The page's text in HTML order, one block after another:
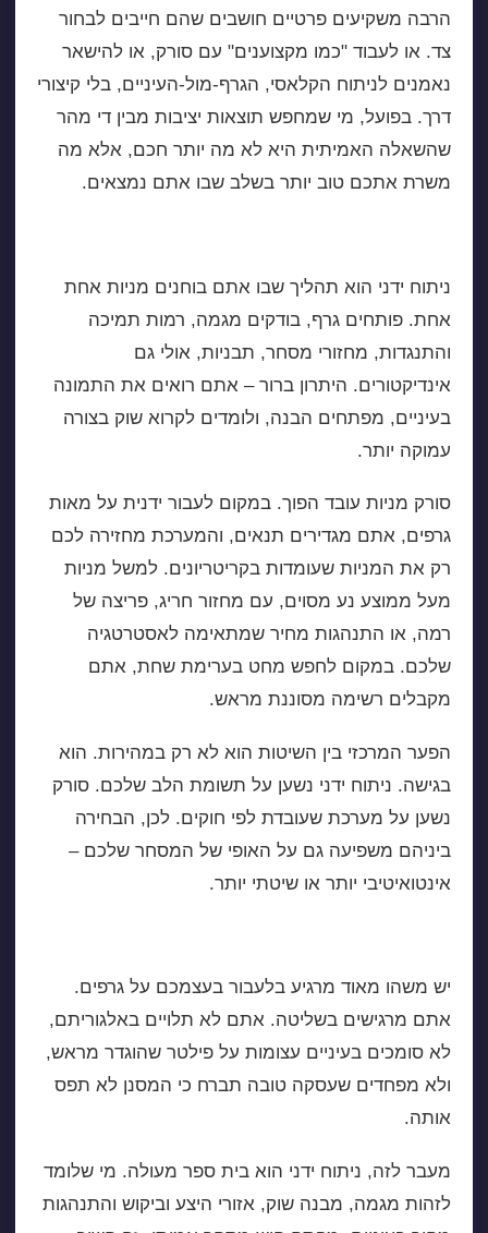
הרבה משקיעים פרטיים חושבים שהם חייבים לבחור
צד. או לעבוד "כמו מקצוענים" עם סורק, או להישאר
נאמנים לניתוח הקלאסי, הגרף-מול-העיניים, בלי קיצורי
דרך. בפועל, מי שמחפש תוצאות יציבות מבין די מהר
שהשאלה האמיתית היא לא מה יותר חכם, אלא מה
משרת אתכם טוב יותר בשלב שבו אתם נמצאים.
ניתוח ידני הוא תהליך שבו אתם בוחנים מניות אחת
אחת. פותחים גרף, בודקים מגמה, רמות תמיכה
והתנגדות, מחזורי מסחר, תבניות, אולי גם
אינדיקטורים. היתרון ברור – אתם רואים את התמונה
בעיניים, מפתחים הבנה, ולומדים לקרוא שוק בצורה
עמוקה יותר.
סורק מניות עובד הפוך. במקום לעבור ידנית על מאות
גרפים, אתם מגדירים תנאים, והמערכת מחזירה לכם
רק את המניות שעומדות בקריטריונים. למשל מניות
מעל ממוצע נע מסוים, עם מחזור חריג, פריצה של
רמה, או התנהגות מחיר שמתאימה לאסטרטגיה
שלכם. במקום לחפש מחט בערימת שחת, אתם
מקבלים רשימה מסוננת מראש.
הפער המרכזי בין השיטות הוא לא רק במהירות. הוא
בגישה. ניתוח ידני נשען על תשומת הלב שלכם. סורק
נשען על מערכת שעובדת לפי חוקים. לכן, הבחירה
ביניהם משפיעה גם על האופי של המסחר שלכם –
אינטואיטיבי יותר או שיטתי יותר.
יש משהו מאוד מרגיע בלעבור בעצמכם על גרפים.
אתם מרגישים בשליטה. אתם לא תלויים באלגוריתם,
לא סומכים בעיניים עצומות על פילטר שהוגדר מראש,
ולא מפחדים שעסקה טובה תברח כי המסנן לא תפס
אותה.
מעבר לזה, ניתוח ידני הוא בית ספר מעולה. מי שלומד
לזהות מגמה, מבנה שוק, אזורי היצע וביקוש והתנהגות